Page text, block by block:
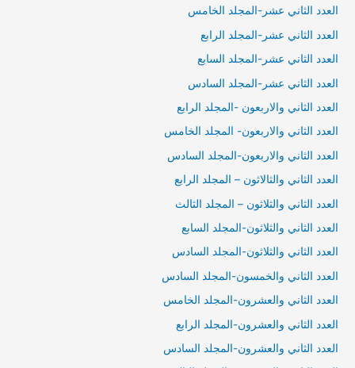
العدد الثاني عشر-المجلد الخامس
العدد الثاني عشر-المجلد الرابع
العدد الثاني عشر-المجلد السابع
العدد الثاني عشر-المجلد السادس
العدد الثاني والاربعون -المجلد الرابع
العدد الثاني والاربعون- المجلد الخامس
العدد الثاني والاربعون-المجلد السادس
العدد الثاني والثالاثون – المجلد الرابع
العدد الثاني والثلاثون – المجلد الثالث
العدد الثاني والثلاثون-المجلد السابع
العدد الثاني والثلاثون-المجلد السادس
العدد الثاني والخمسون-المجلد السادس
العدد الثاني والعشرون-المجلد الخامس
العدد الثاني والعشرون-المجلد الرابع
العدد الثاني والعشرون-المجلد السادس